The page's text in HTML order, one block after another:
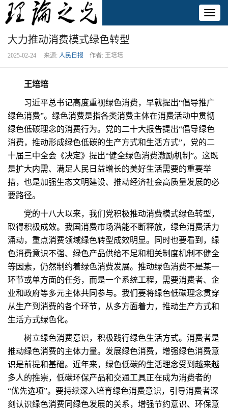
大力推动消费模式绿色转型
2025-02-24 来源: 人民日报 作者: 王培培
王培培
习近平总书记高度重视绿色消费，早就提出“倡导推广
绿色消费”。绿色消费是指各类消费主体在消费活动中贯彻
绿色低碳理念的消费行为。党的二十大报告提出“倡导绿色
消费，推动形成绿色低碳的生产方式和生活方式”，党的二
十届三中全会《决定》提出“健全绿色消费激励机制”。这既
是扩大内需、满足人民日益增长的美好生活需要的重要举
措，也是加强生态文明建设、推动经济社会高质量发展的必
要路径。
党的十八大以来，我们党积极推动消费模式绿色转型，
取得积极成效。我国消费市场潜能不断释放，绿色消费活力
涌动，重点消费领域绿色转型成效明显。同时也要看到，绿
色消费意识不强、绿色产品供给不足和相关制度机制不健全
等因素，仍然制约着绿色消费发展。推动绿色消费不是某一
环节或单方面的任务，而是一个系统工程，需要消费者、企
业和政府等多元主体共同参与。我们要将绿色低碳理念贯穿
从生产到消费的各个环节，从多方面着力，推动生产方式和
生活方式绿色化。
树立绿色消费意识，积极践行绿色生活方式。消费者是
推动绿色消费的主体力量。发展绿色消费，增强绿色消费意
识是前提和基础。近年来，绿色低碳的生活理念受到越来越
多人的推崇，低碳环保产品和交通工具正在成为消费者的
“优先选项”。要持续深入培育绿色消费意识，引导消费者深
刻认识绿色消费同绿色发展的关系，增强节约意识、环保意